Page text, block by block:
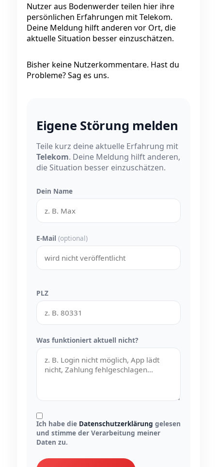
Nutzer aus Bodenwerder teilen hier ihre
persönlichen Erfahrungen mit Telekom.
Deine Meldung hilft anderen vor Ort, die
aktuelle Situation besser einzuschätzen.
Bisher keine Nutzerkommentare. Hast du
Probleme? Sag es uns.
Eigene Störung melden
Teile kurz deine aktuelle Erfahrung mit
Telekom. Deine Meldung hilft anderen,
die Situation besser einzuschätzen.
Dein Name
E-Mail (optional)
PLZ
Was funktioniert aktuell nicht?
Ich habe die Datenschutzerklärung gelesen
und stimme der Verarbeitung meiner
Daten zu.